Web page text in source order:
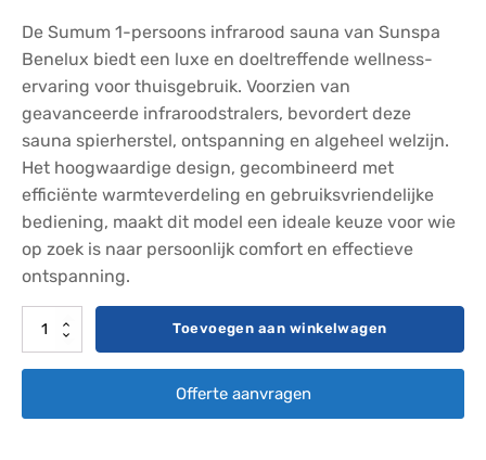
De Sumum 1-persoons infrarood sauna van Sunspa
Benelux biedt een luxe en doeltreffende wellness-
ervaring voor thuisgebruik. Voorzien van
geavanceerde infraroodstralers, bevordert deze
sauna spierherstel, ontspanning en algeheel welzijn.
Het hoogwaardige design, gecombineerd met
efficiënte warmteverdeling en gebruiksvriendelijke
bediening, maakt dit model een ideale keuze voor wie
op zoek is naar persoonlijk comfort en effectieve
ontspanning.
Sumsum
1
Toevoegen aan winkelwagen
Offerte aanvragen